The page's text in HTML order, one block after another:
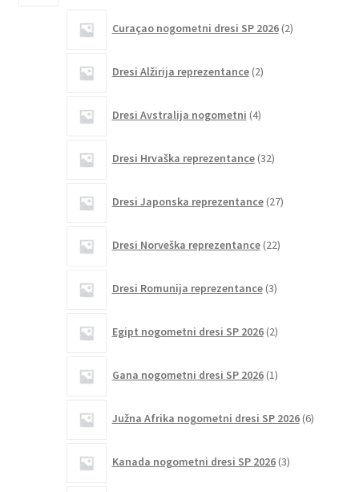
Curaçao nogometni dresi SP 2026 2izdelka
Dresi Alžirija reprezentance 2izdelka
Dresi Avstralija nogometni 4izdelki
Dresi Hrvaška reprezentance 32izdelkov
Dresi Japonska reprezentance 27izdelkov
Dresi Norveška reprezentance 22izdelkov
Dresi Romunija reprezentance 3izdelki
Egipt nogometni dresi SP 2026 2izdelka
Gana nogometni dresi SP 2026 1izdelek
Južna Afrika nogometni dresi SP 2026 6izdelkov
Kanada nogometni dresi SP 2026 3izdelki